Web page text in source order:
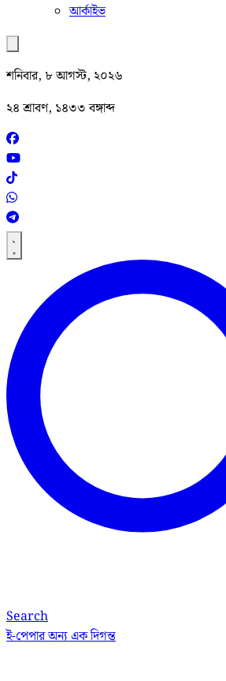
আর্কাইভ
শনিবার, ৮ আগস্ট, ২০২৬
২৪ শ্রাবণ, ১৪৩৩ বঙ্গাব্দ
Search
ই-পেপারঅন্য এক দিগন্ত